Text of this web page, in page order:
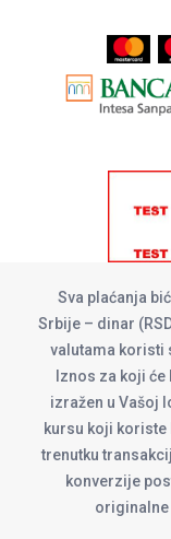
Sva plaćanja
Srbije – dinar
valutama koristi
Iznos za koji
izražen u Vašoj
kursu koji
trenutku
konverzije
originalne